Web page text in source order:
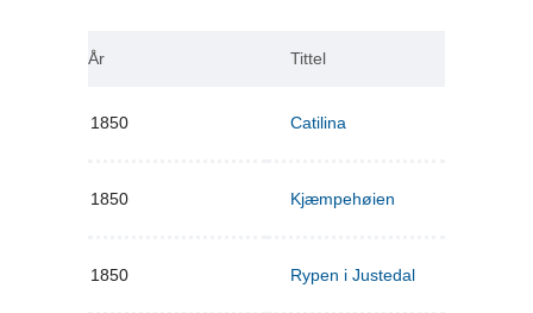
År Tittel
1850 Catilina
1850 Kjæmpehøien
1850 Rypen i Justedal